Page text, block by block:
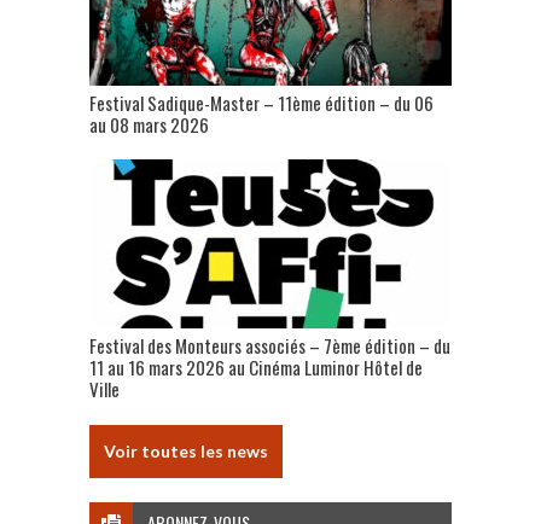
Festival Sadique-Master – 11ème édition – du 06
au 08 mars 2026
Festival des Monteurs associés – 7ème édition – du
11 au 16 mars 2026 au Cinéma Luminor Hôtel de
Ville
Voir toutes les news